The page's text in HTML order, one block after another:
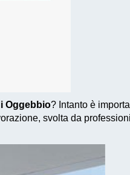
Oggebbio? Intanto è
svolta da